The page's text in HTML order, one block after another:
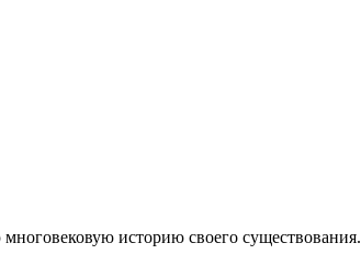
историю своего существования.